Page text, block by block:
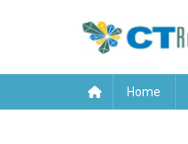
Home